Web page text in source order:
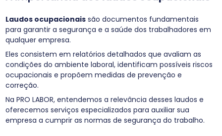
Laudos ocupacionais são documentos fundamentais
para garantir a segurança e a saúde dos trabalhadores em
qualquer empresa.
Eles consistem em relatórios detalhados que avaliam as
condições do ambiente laboral, identificam possíveis riscos
ocupacionais e propõem medidas de prevenção e
correção.
Na PRO LABOR, entendemos a relevância desses laudos e
oferecemos serviços especializados para auxiliar sua
empresa a cumprir as normas de segurança do trabalho.